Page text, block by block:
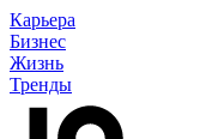
Карьера
Бизнес
Жизнь
Тренды